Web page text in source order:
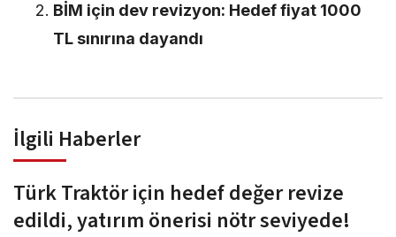
BİM için dev revizyon: Hedef fiyat 1000
TL sınırına dayandı
İlgili Haberler
Türk Traktör için hedef değer revize
edildi, yatırım önerisi nötr seviyede!